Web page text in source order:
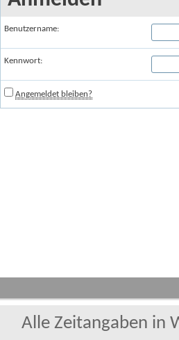
Benutzername:
Kennwort:
Angemeldet bleiben?
Alle Zeitangaben in